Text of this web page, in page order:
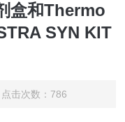
盒和Thermo
SYN KIT
击次数：786